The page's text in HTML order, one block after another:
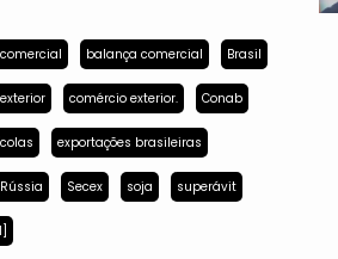
balança comercial Brasil
comércio exterior. Conab
exportações brasileiras
Rússia Secex soja superávit